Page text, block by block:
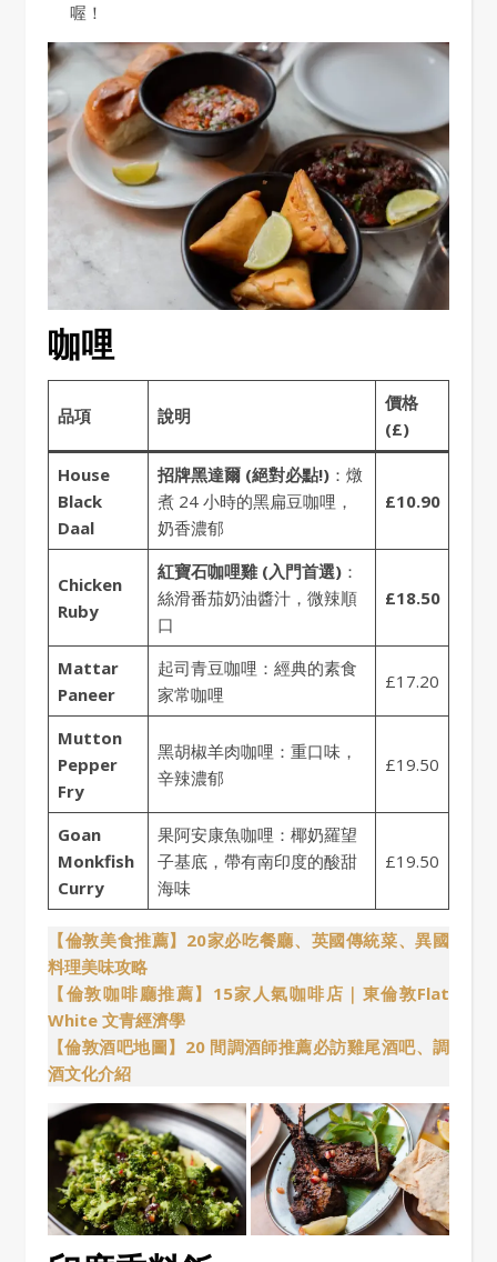
喔！
咖哩
品項 說明
價格
(£)
House
Black
Daal
招牌黑達爾 (絕對必點!)：燉
煮 24 小時的黑扁豆咖哩，
奶香濃郁
£10.90
Chicken
Ruby
紅寶石咖哩雞 (入門首選)：
絲滑番茄奶油醬汁，微辣順
口
£18.50
Mattar
Paneer
起司青豆咖哩：經典的素食
家常咖哩
£17.20
Mutton
Pepper
Fry
黑胡椒羊肉咖哩：重口味，
辛辣濃郁
£19.50
Goan
Monkfish
Curry
果阿安康魚咖哩：椰奶羅望
子基底，帶有南印度的酸甜
海味
£19.50
【倫敦美食推薦】20家必吃餐廳、英國傳統菜、異國
料理美味攻略
【倫敦咖啡廳推薦】15家人氣咖啡店｜東倫敦Flat
White 文青經濟學
【倫敦酒吧地圖】20 間調酒師推薦必訪雞尾酒吧、調
酒文化介紹